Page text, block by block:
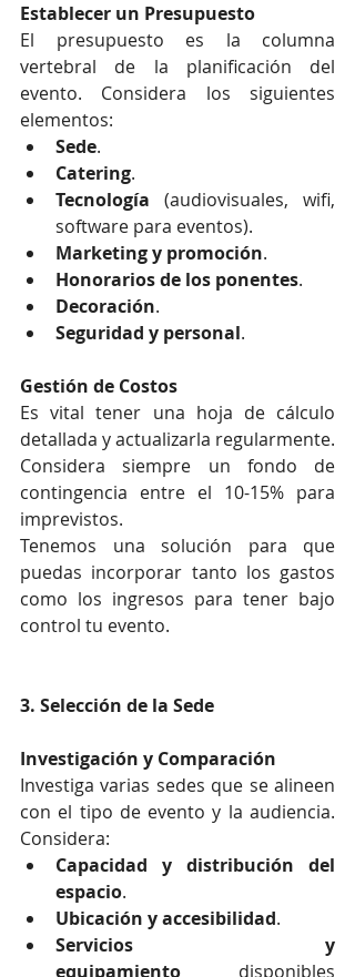
Establecer un Presupuesto
El presupuesto es la columna
vertebral de la planificación del
evento. Considera los siguientes
elementos:
Sede.
Catering.
Tecnología (audiovisuales, wifi,
software para eventos).
Marketing y promoción.
Honorarios de los ponentes.
Decoración.
Seguridad y personal.
Gestión de Costos
Es vital tener una hoja de cálculo
detallada y actualizarla regularmente.
Considera siempre un fondo de
contingencia entre el 10-15% para
imprevistos.
Tenemos una solución para que
puedas incorporar tanto los gastos
como los ingresos para tener bajo
control tu evento.
3. Selección de la Sede
Investigación y Comparación
Investiga varias sedes que se alineen
con el tipo de evento y la audiencia.
Considera:
Capacidad y distribución del
espacio.
Ubicación y accesibilidad.
Servicios y
equipamiento disponibles